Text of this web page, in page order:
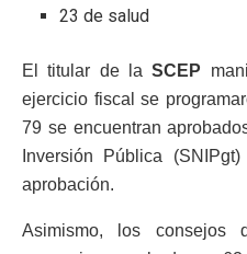
23 de salud
El titular de laSCEP
ejercicio fiscal se
79 se encuentran
Inversión Pública
aprobación.
Asimismo, los consejos